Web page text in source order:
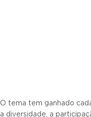
O tema tem ganhado
a diversidade, a